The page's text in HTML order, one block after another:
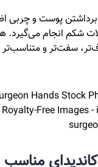
برداشتن پوست و چربی
شکم انجام می‌گیرد.
سفت‌تر و متناسب‌تر
مناسب